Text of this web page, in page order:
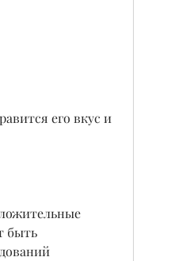
быть